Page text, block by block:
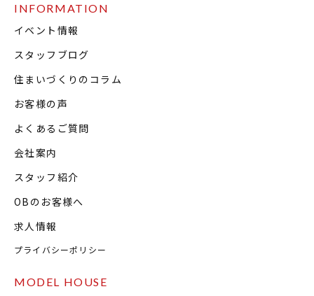
INFORMATION
イベント情報
スタッフブログ
住まいづくりのコラム
お客様の声
よくあるご質問
会社案内
スタッフ紹介
OBのお客様へ
求人情報
プライバシーポリシー
MODEL HOUSE